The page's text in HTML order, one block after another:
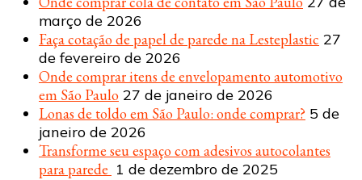
março de 2026
Faça cotação de papel de parede na Lesteplastic 27
de fevereiro de 2026
Onde comprar itens de envelopamento automotivo
em São Paulo 27 de janeiro de 2026
Lonas de toldo em São Paulo: onde comprar? 5 de
janeiro de 2026
Transforme seu espaço com adesivos autocolantes
para parede 1 de dezembro de 2025